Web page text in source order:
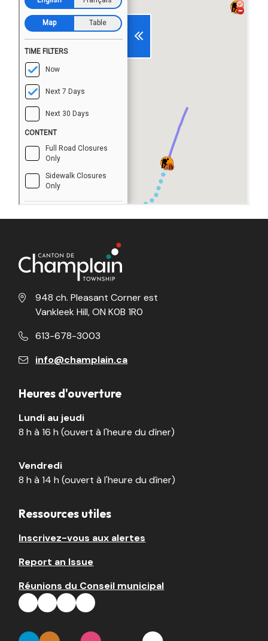
948 ch. Pleasant Corner est
Vankleek Hill, ON K0B 1R0
613-678-3003
info@champlain.ca
Heures d'ouverture
Lundi au jeudi
8 h à 16 h (ouvert à l'heure du dîner)
Vendredi
8 h à 14 h (ouvert à l'heure du dîner)
Ressources utiles
Inscrivez-vous aux alertes
Report an Issue
Réunions du Conseil municipal